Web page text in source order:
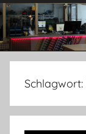
Schlagwort: